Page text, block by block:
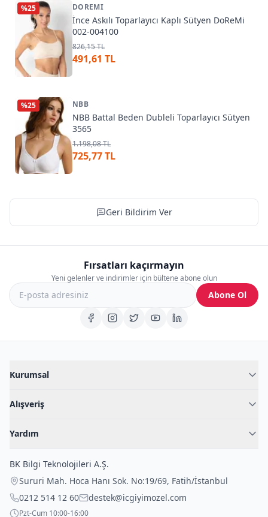
%25 DOREMI
İnce Askılı Toparlayıcı Kaplı Sütyen DoReMi
002-004100
826,15 TL
491,61 TL
%25 NBB
NBB Battal Beden Dubleli Toparlayıcı Sütyen
3565
1.198,08 TL
725,77 TL
Geri Bildirim Ver
Fırsatları kaçırmayın
Yeni gelenler ve indirimler için bültene abone olun
Abone Ol
Kurumsal
Blog
İç Giyim Rehberi
Alışveriş
Fantazi İç Giyim
Çocuk İç Giyim
Outlet Fırsatları
Yardım
İade Politikası
Gizli Paketleme
BK Bilgi Teknolojileri A.Ş.
Sururi Mah. Hoca Hanı Sok. No:19/69, Fatih/İstanbul
0212 514 12 60
destek@icgiyimozel.com
Pzt-Cum 10:00-16:00